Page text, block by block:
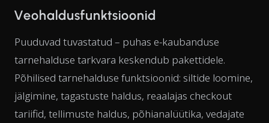
Veohaldusfunktsioonid
Puuduvad tuvastatud – puhas e-kaubanduse
tarnehalduse tarkvara keskendub pakettidele.
Põhilised tarnehalduse funktsioonid: siltide loomine,
jälgimine, tagastuste haldus, reaalajas checkout
tariifid, tellimuste haldus, põhianalüütika, vedajate